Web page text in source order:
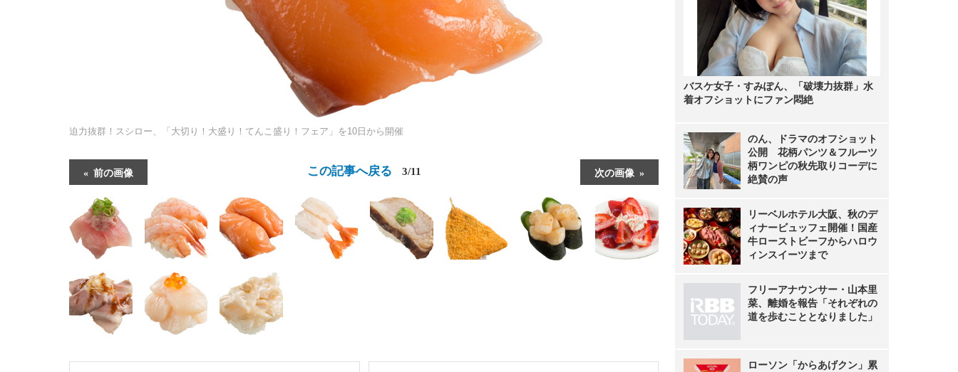
迫力抜群！スシロー、「大切り！大盛り！てんこ盛り！フェア」を10日から開催
前の画像 次の画像
この記事へ戻る 3/11
バスケ女子・すみぽん、「破壊力抜群」水
着オフショットにファン悶絶
のん、ドラマのオフショット
公開 花柄パンツ＆フルーツ
柄ワンピの秋先取りコーデに
絶賛の声
リーベルホテル大阪、秋のデ
ィナービュッフェ開催！国産
牛ローストビーフからハロウ
ィンスイーツまで
フリーアナウンサー・山本里
菜、離婚を報告「それぞれの
道を歩むこととなりました」
ローソン「からあげクン」累